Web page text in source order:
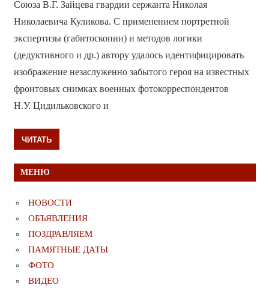
Союза В.Г. Зайцева гвардии сержанта Николая
Николаевича Куликова. С применением портретной
экспертизы (габитоскопии) и методов логики
(дедуктивного и др.) автору удалось идентифицировать
изображение незаслуженно забытого героя на известных
фронтовых снимках военных фотокорреспондентов
Н.У. Цидильковского и
ЧИТАТЬ
МЕНЮ
НОВОСТИ
ОБЪЯВЛЕНИЯ
ПОЗДРАВЛЯЕМ
ПАМЯТНЫЕ ДАТЫ
ФОТО
ВИДЕО